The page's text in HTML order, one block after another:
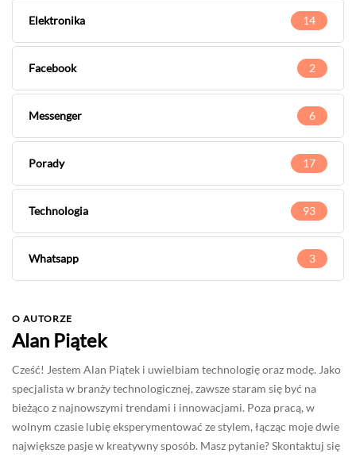
Elektronika 14
Facebook 2
Messenger 6
Porady 17
Technologia 93
Whatsapp 3
O AUTORZE
Alan Piątek
Cześć! Jestem Alan Piątek i uwielbiam technologię oraz modę. Jako
specjalista w branży technologicznej, zawsze staram się być na
bieżąco z najnowszymi trendami i innowacjami. Poza pracą, w
wolnym czasie lubię eksperymentować ze stylem, łącząc moje dwie
największe pasje w kreatywny sposób. Masz pytanie? Skontaktuj się